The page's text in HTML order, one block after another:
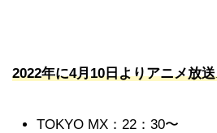
2022年に4月10日よりアニメ放
TOKYO MX：22：30〜